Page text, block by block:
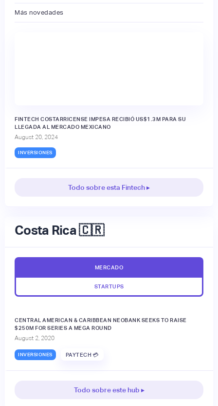
Más novedades
FINTECH COSTARRICENSE IMPESA RECIBIÓ US$1.3M PARA SU
LLEGADA AL MERCADO MEXICANO
August 20, 2024
INVERSIONES
Todo sobre esta Fintech ▸
Costa Rica 🇨🇷
MERCADO
STARTUPS
CENTRAL AMERICAN & CARIBBEAN NEOBANK SEEKS TO RAISE
$250M FOR SERIES A MEGA ROUND
August 2, 2020
INVERSIONES PAYTECH 💳
Todo sobre este hub ▸